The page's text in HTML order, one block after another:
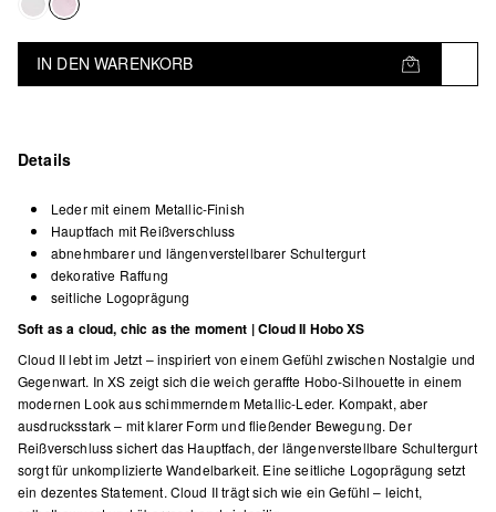
IN DEN WARENKORB
Details
Leder mit einem Metallic-Finish
Hauptfach mit Reißverschluss
abnehmbarer und längenverstellbarer Schultergurt
dekorative Raffung
seitliche Logoprägung
Soft as a cloud, chic as the moment | Cloud II Hobo XS
Cloud II lebt im Jetzt – inspiriert von einem Gefühl zwischen Nostalgie und
Gegenwart. In XS zeigt sich die weich geraffte Hobo-Silhouette in einem
modernen Look aus schimmerndem Metallic-Leder. Kompakt, aber
ausdrucksstark – mit klarer Form und fließender Bewegung. Der
Reißverschluss sichert das Hauptfach, der längenverstellbare Schultergurt
sorgt für unkomplizierte Wandelbarkeit. Eine seitliche Logoprägung setzt
ein dezentes Statement. Cloud II trägt sich wie ein Gefühl – leicht,